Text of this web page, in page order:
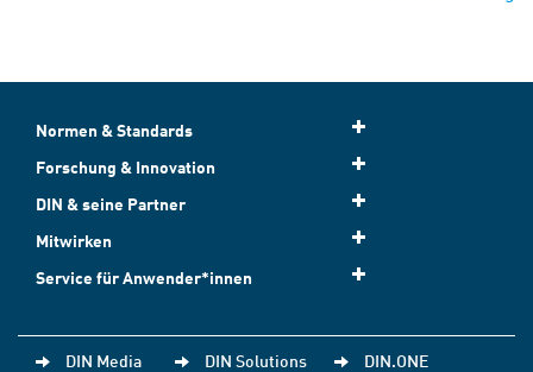
Normen & Standards
Forschung & Innovation
DIN & seine Partner
Mitwirken
Service für Anwender*innen
DIN Media DIN Solutions DIN.ONE